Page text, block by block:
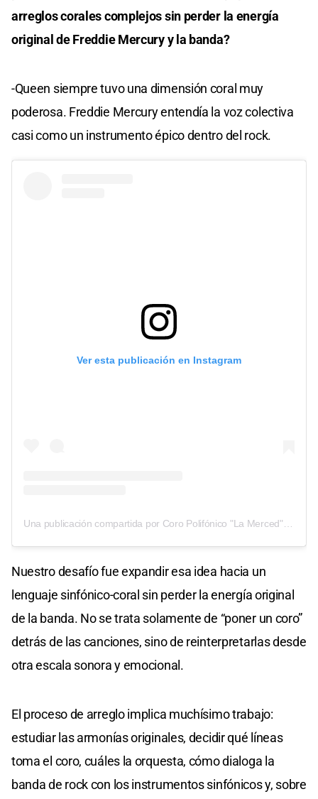
arreglos corales complejos sin perder la energía
original de Freddie Mercury y la banda?
-Queen siempre tuvo una dimensión coral muy
poderosa. Freddie Mercury entendía la voz colectiva
casi como un instrumento épico dentro del rock.
Ver esta publicación en Instagram
Nuestro desafío fue expandir esa idea hacia un
lenguaje sinfónico-coral sin perder la energía original
de la banda. No se trata solamente de “poner un coro”
detrás de las canciones, sino de reinterpretarlas desde
otra escala sonora y emocional.
El proceso de arreglo implica muchísimo trabajo:
estudiar las armonías originales, decidir qué líneas
toma el coro, cuáles la orquesta, cómo dialoga la
banda de rock con los instrumentos sinfónicos y, sobre